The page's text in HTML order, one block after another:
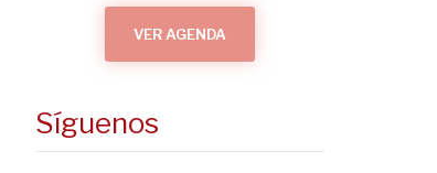
VER AGENDA
Síguenos